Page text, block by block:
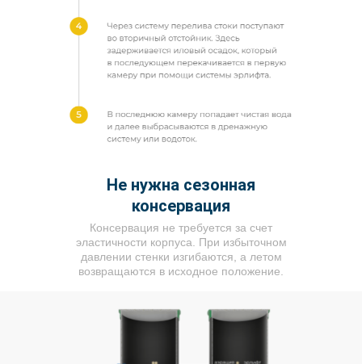
Не нужна сезонная
консервация
Консервация не требуется за счет
эластичности корпуса. При избыточном
давлении стенки изгибаются, а летом
возвращаются в исходное положение.